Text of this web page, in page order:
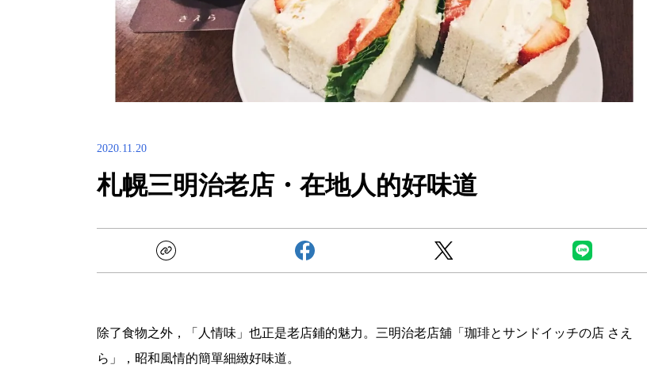
2020.11.20
札幌三明治老店・在地人的好味道
除了食物之外，「人情味」也正是老店鋪的魅力。三明治老店舖「珈琲とサンドイッチの店 さえ
ら」，昭和風情的簡單細緻好味道。
>> Find out more at
#japankuru #teamlab
#kyototrip #japantravel
teamLab, courtesy Pace